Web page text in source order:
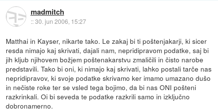
madmitch
::30. jun 2006, 15:27
Matthai in Kayser, nikarte tako. Le zakaj bi ti poštenjakarji, ki sicer
resda nimajo kaj skrivati, dajali nam, nepridipravom podatke, saj bi
jih kljub njihovem božjem poštenakarstvu zmaličili in čisto narobe
predstavili. Tako bi oni, ki nimajo kaj skrivati, lahko postali tarče nas
nepridipravov, ki svoje podatke skrivamo ker imamo umazano dušo
in nečiste roke ter se vsled tega bojimo, da bi nas ONI pošteni
razkrinkali. Oi bi seveda te podatke razkrili samo in izključno
dobronamerno.